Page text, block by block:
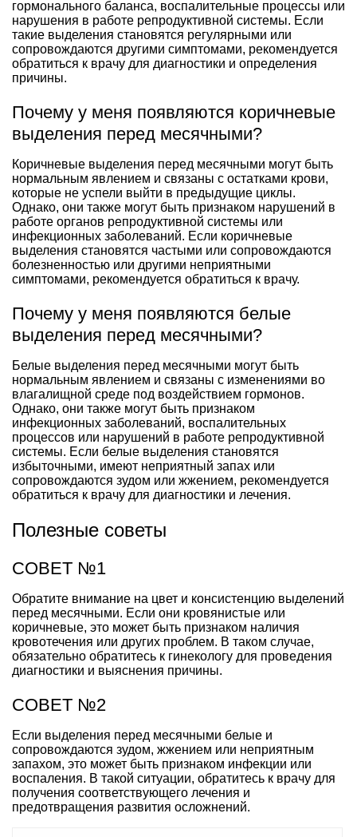
гормонального баланса, воспалительные процессы или
нарушения в работе репродуктивной системы. Если
такие выделения становятся регулярными или
сопровождаются другими симптомами, рекомендуется
обратиться к врачу для диагностики и определения
причины.
Почему у меня появляются коричневые
выделения перед месячными?
Коричневые выделения перед месячными могут быть
нормальным явлением и связаны с остатками крови,
которые не успели выйти в предыдущие циклы.
Однако, они также могут быть признаком нарушений в
работе органов репродуктивной системы или
инфекционных заболеваний. Если коричневые
выделения становятся частыми или сопровождаются
болезненностью или другими неприятными
симптомами, рекомендуется обратиться к врачу.
Почему у меня появляются белые
выделения перед месячными?
Белые выделения перед месячными могут быть
нормальным явлением и связаны с изменениями во
влагалищной среде под воздействием гормонов.
Однако, они также могут быть признаком
инфекционных заболеваний, воспалительных
процессов или нарушений в работе репродуктивной
системы. Если белые выделения становятся
избыточными, имеют неприятный запах или
сопровождаются зудом или жжением, рекомендуется
обратиться к врачу для диагностики и лечения.
Полезные советы
СОВЕТ №1
Обратите внимание на цвет и консистенцию выделений
перед месячными. Если они кровянистые или
коричневые, это может быть признаком наличия
кровотечения или других проблем. В таком случае,
обязательно обратитесь к гинекологу для проведения
диагностики и выяснения причины.
СОВЕТ №2
Если выделения перед месячными белые и
сопровождаются зудом, жжением или неприятным
запахом, это может быть признаком инфекции или
воспаления. В такой ситуации, обратитесь к врачу для
получения соответствующего лечения и
предотвращения развития осложнений.